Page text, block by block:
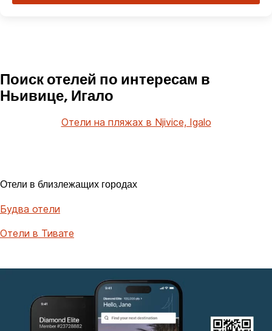
Поиск отелей по интересам в
Ньивице, Игало
Отели на пляжах в Njivice, Igalo
Отели в близлежащих городах
Будва отели
Отели в Тивате